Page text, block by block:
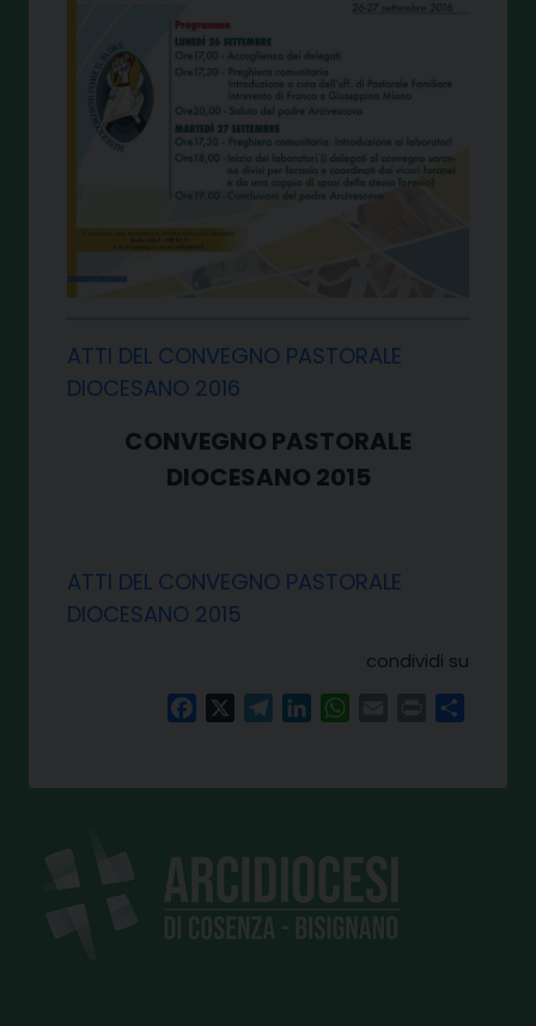
ATTI DEL CONVEGNO PASTORALE
DIOCESANO 2016
CONVEGNO PASTORALE
DIOCESANO 2015
ATTI DEL CONVEGNO PASTORALE
DIOCESANO 2015
condividi su
FacebookTelegramLinkedInWhatsAppPrint